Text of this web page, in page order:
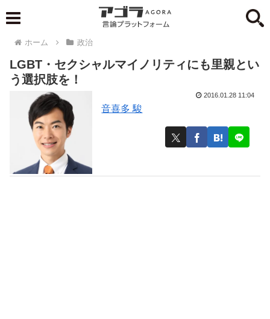
ホーム 政治
LGBT・セクシャルマイノリティにも里親とい
う選択肢を！
音喜多 駿
2016.01.28 11:04